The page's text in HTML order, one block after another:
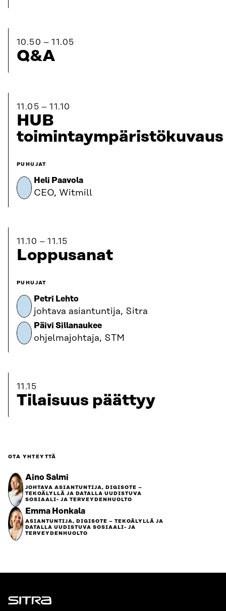
10.50 11.05
Q&A
11.05 11.10
HUB
toimintaympäristökuvaus
PUHUJAT
Heli Paavola
CEO, Witmill
11.10 11.15
Loppusanat
PUHUJAT
Petri Lehto
johtava asiantuntija, Sitra
Päivi Sillanaukee
ohjelmajohtaja, STM
11.15
Tilaisuus päättyy
OTA YHTEYTTÄ
Aino Salmi
JOHTAVA ASIANTUNTIJA, DIGISOTE –
TEKOÄLYLLÄ JA DATALLA UUDISTUVA
SOSIAALI- JA TERVEYDENHUOLTO
Emma Honkala
ASIANTUNTIJA, DIGISOTE – TEKOÄLYLLÄ JA
DATALLA UUDISTUVA SOSIAALI- JA
TERVEYDENHUOLTO
Sitra